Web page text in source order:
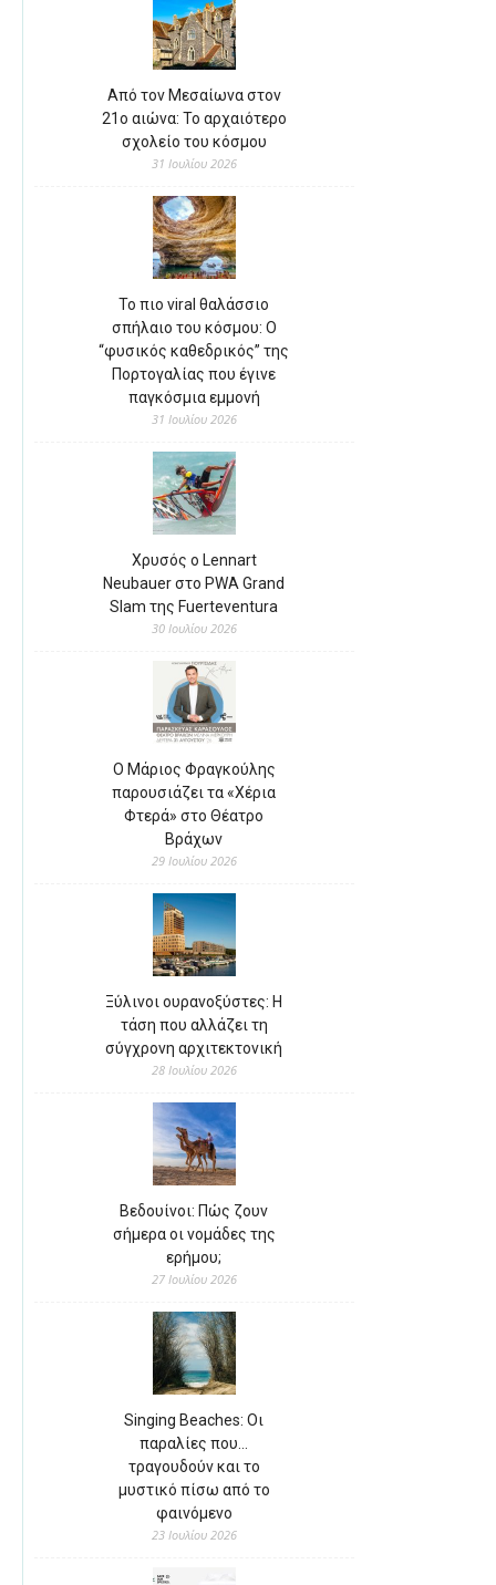
Από τον Μεσαίωνα στον
21ο αιώνα: Το αρχαιότερο
σχολείο του κόσμου
31 Ιουλίου 2026
Το πιο viral θαλάσσιο
σπήλαιο του κόσμου: Ο
“φυσικός καθεδρικός” της
Πορτογαλίας που έγινε
παγκόσμια εμμονή
31 Ιουλίου 2026
Χρυσός ο Lennart
Neubauer στο PWA Grand
Slam της Fuerteventura
30 Ιουλίου 2026
Ο Μάριος Φραγκούλης
παρουσιάζει τα «Χέρια
Φτερά» στο Θέατρο
Βράχων
29 Ιουλίου 2026
Ξύλινοι ουρανοξύστες: Η
τάση που αλλάζει τη
σύγχρονη αρχιτεκτονική
28 Ιουλίου 2026
Βεδουίνοι: Πώς ζουν
σήμερα οι νομάδες της
ερήμου;
27 Ιουλίου 2026
Singing Beaches: Οι
παραλίες που…
τραγουδούν και το
μυστικό πίσω από το
φαινόμενο
23 Ιουλίου 2026